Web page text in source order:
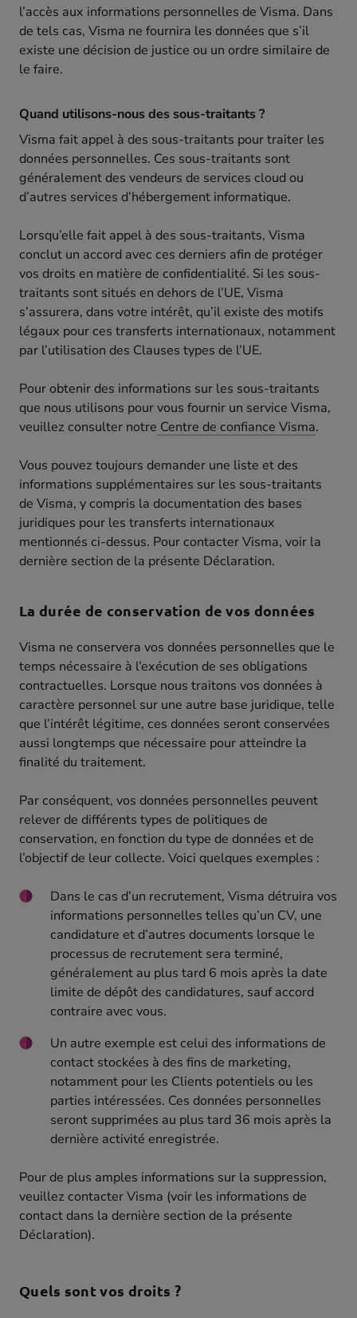
l’accès aux informations personnelles de Visma. Dans
de tels cas, Visma ne fournira les données que s’il
existe une décision de justice ou un ordre similaire de
le faire.
Quand utilisons-nous des sous-traitants ?
Visma fait appel à des sous-traitants pour traiter les
données personnelles. Ces sous-traitants sont
généralement des vendeurs de services cloud ou
d’autres services d’hébergement informatique.
Lorsqu’elle fait appel à des sous-traitants, Visma
conclut un accord avec ces derniers afin de protéger
vos droits en matière de confidentialité. Si les sous-
traitants sont situés en dehors de l’UE, Visma
s’assurera, dans votre intérêt, qu’il existe des motifs
légaux pour ces transferts internationaux, notamment
par l’utilisation des Clauses types de l’UE.
Pour obtenir des informations sur les sous-traitants
que nous utilisons pour vous fournir un service Visma,
veuillez consulter notre Centre de confiance Visma.
Vous pouvez toujours demander une liste et des
informations supplémentaires sur les sous-traitants
de Visma, y compris la documentation des bases
juridiques pour les transferts internationaux
mentionnés ci-dessus. Pour contacter Visma, voir la
dernière section de la présente Déclaration.
La durée de conservation de vos données
Visma ne conservera vos données personnelles que le
temps nécessaire à l’exécution de ses obligations
contractuelles. Lorsque nous traitons vos données à
caractère personnel sur une autre base juridique, telle
que l’intérêt légitime, ces données seront conservées
aussi longtemps que nécessaire pour atteindre la
finalité du traitement.
Par conséquent, vos données personnelles peuvent
relever de différents types de politiques de
conservation, en fonction du type de données et de
l’objectif de leur collecte. Voici quelques exemples :
Dans le cas d’un recrutement, Visma détruira vos
informations personnelles telles qu’un CV, une
candidature et d’autres documents lorsque le
processus de recrutement sera terminé,
généralement au plus tard 6 mois après la date
limite de dépôt des candidatures, sauf accord
contraire avec vous.
Un autre exemple est celui des informations de
contact stockées à des fins de marketing,
notamment pour les Clients potentiels ou les
parties intéressées. Ces données personnelles
seront supprimées au plus tard 36 mois après la
dernière activité enregistrée.
Pour de plus amples informations sur la suppression,
veuillez contacter Visma (voir les informations de
contact dans la dernière section de la présente
Déclaration).
Quels sont vos droits ?